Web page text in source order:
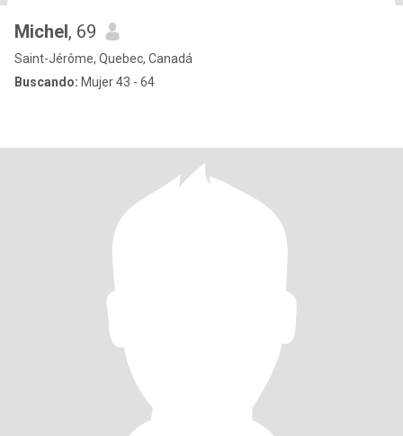
Michel, 69
Saint-Jérôme, Quebec, Canadá
Buscando: Mujer 43 - 64